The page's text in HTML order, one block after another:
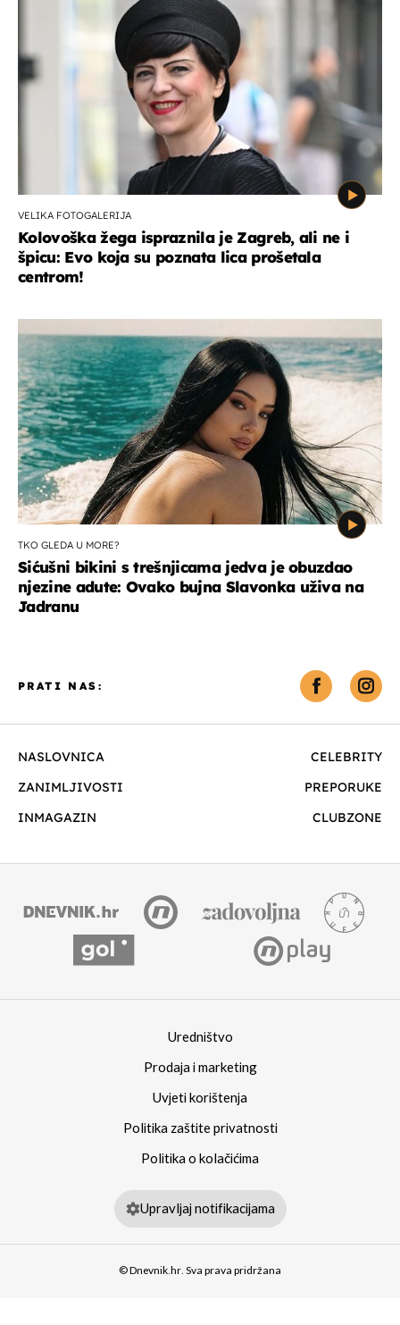
VELIKA FOTOGALERIJA
Kolovoška žega ispraznila je Zagreb, ali ne i
špicu: Evo koja su poznata lica prošetala
centrom!
TKO GLEDA U MORE?
Sićušni bikini s trešnjicama jedva je obuzdao
njezine adute: Ovako bujna Slavonka uživa na
Jadranu
NASLOVNICA
CELEBRITY
ZANIMLJIVOSTI
PREPORUKE
INMAGAZIN
CLUBZONE
PRATI NAS:
Uredništvo
Prodaja i marketing
Uvjeti korištenja
Politika zaštite privatnosti
Politika o kolačićima
Upravljaj notifikacijama
© Dnevnik.hr. Sva prava pridržana